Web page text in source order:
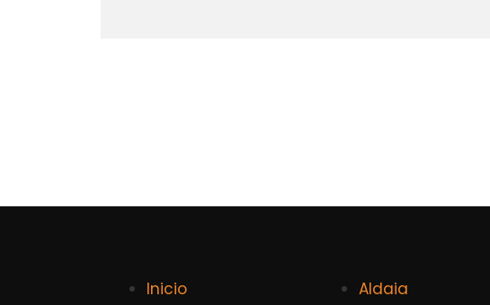
Inicio
Aldaia